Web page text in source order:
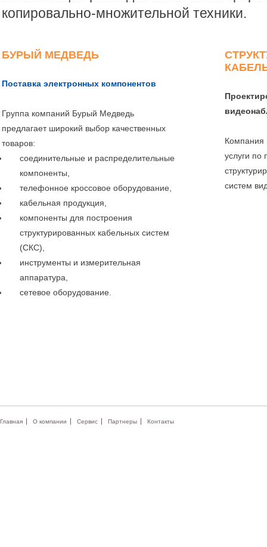
копировально-множительной техники.
БУРЫЙ МЕДВЕДЬ
Поставка электронных компонентов
Группа компаний Бурый Медведь
предлагает широкий выбор качественных
товаров:
соединительные и распределительные
компоненты,
телефонное кроссовое оборудование,
кабельная продукция,
компоненты для построения
структурированных кабельных систем
(СКС),
инструменты и измерительная
аппаратура,
сетевое оборудование.
Компания
услуги по
систем
Главная О компании Сервис Партнеры Контакты